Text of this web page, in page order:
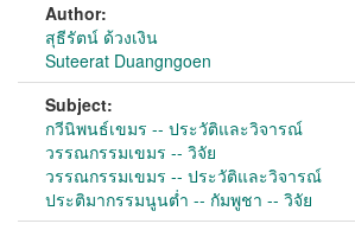
Author:
สุธีรัตน์ ด้วงเงิน
Suteerat Duangngoen
Subject:
กวีนิพนธ์เขมร -- ประวัติและวิจารณ์
วรรณกรรมเขมร -- วิจัย
วรรณกรรมเขมร -- ประวัติและวิจารณ์
ประติมากรรมนูนต่ำ -- กัมพูชา -- วิจัย